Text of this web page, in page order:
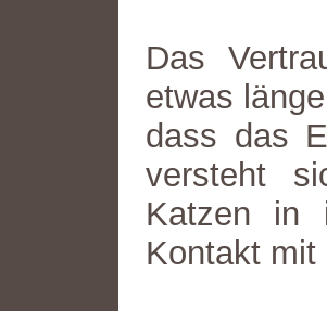
Das
etwas
dass das
versteht
Katzen in
Kontakt mit